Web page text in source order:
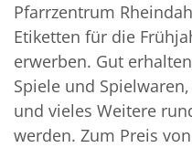
Pfarrzentrum
Etiketten für die
erwerben. Gut
Spiele und
und vieles Weitere
werden. Zum Preis